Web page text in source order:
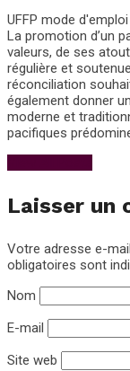
UFFP mode d'emploi
La promotion d’un
valeurs, de ses
régulière et
réconciliation
également donner
moderne et
pacifiques
Laisser un
Votre adresse e-
obligatoires sont
Nom
E-mail
Site web